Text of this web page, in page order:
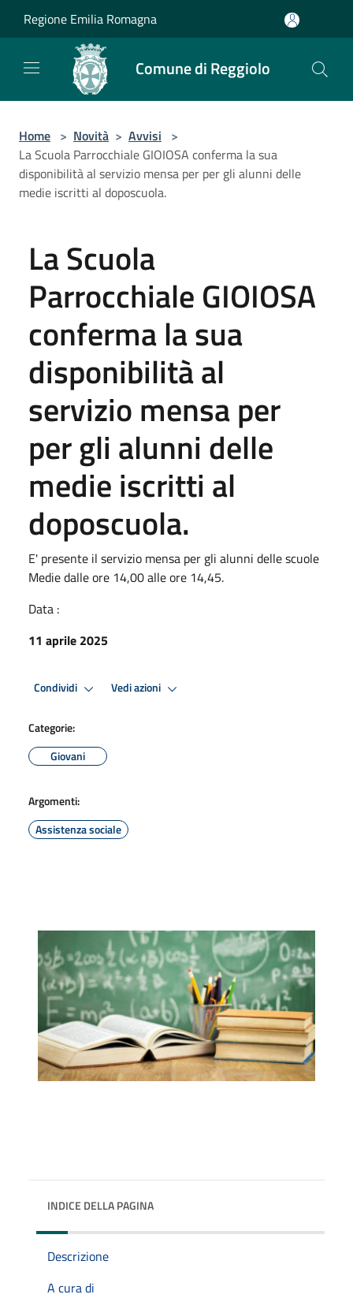
Regione Emilia Romagna
Comune di Reggiolo
Home > Novità > Avvisi >
La Scuola Parrocchiale GIOIOSA conferma la sua
disponibilità al servizio mensa per per gli alunni delle
medie iscritti al doposcuola.
La Scuola
Parrocchiale GIOIOSA
conferma la sua
disponibilità al
servizio mensa per
per gli alunni delle
medie iscritti al
doposcuola.
E' presente il servizio mensa per gli alunni delle scuole
Medie dalle ore 14,00 alle ore 14,45.
Data :
11 aprile 2025
Condividi Vedi azioni
Categorie:
Giovani
Argomenti:
Assistenza sociale
INDICE DELLA PAGINA
Descrizione
A cura di